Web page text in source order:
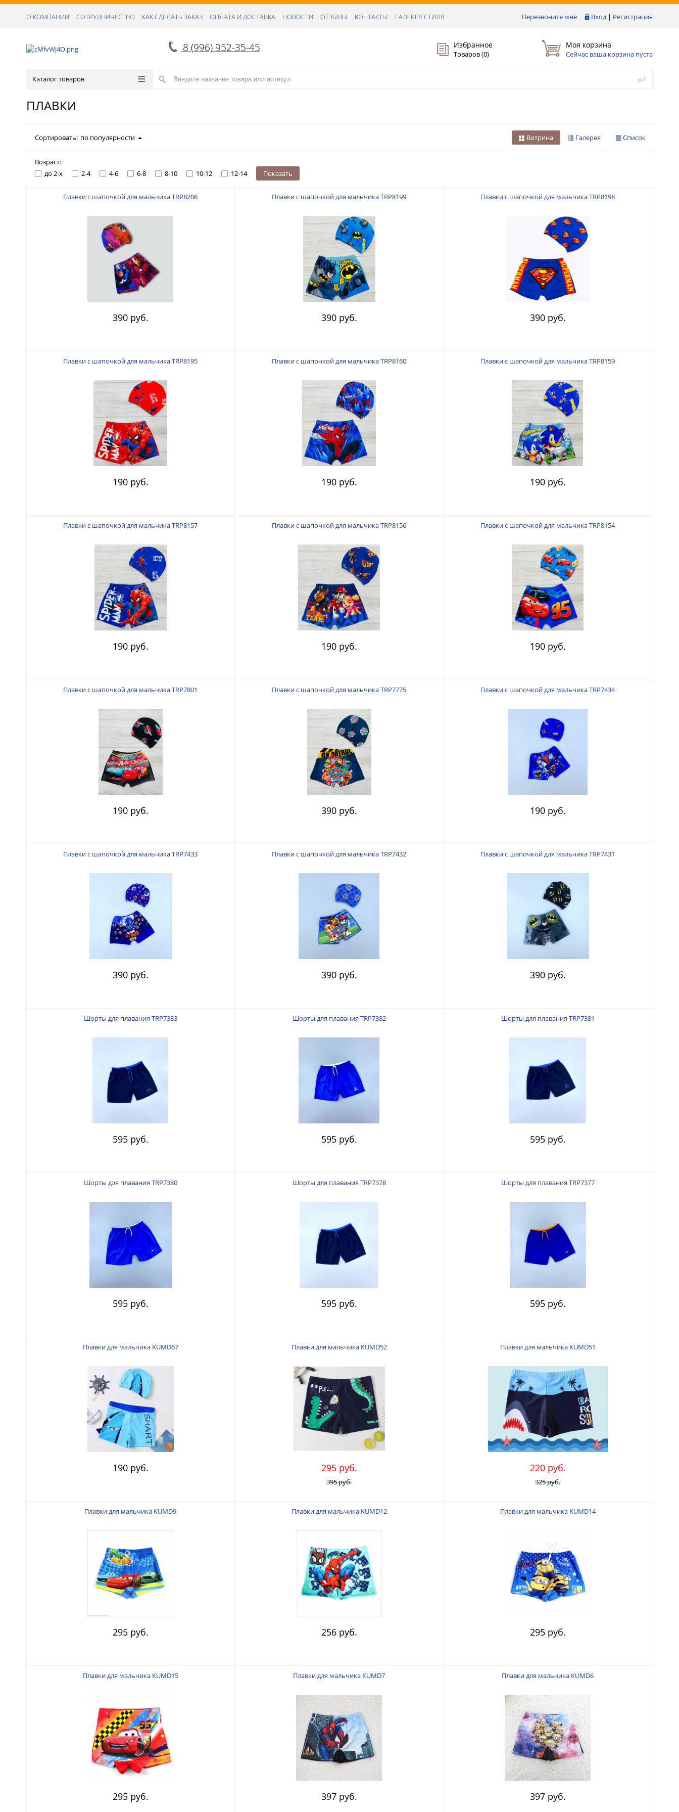
Перезвоните мне Вход | Регистрация
О КОМПАНИИ СОТРУДНИЧЕСТВО КАК СДЕЛАТЬ ЗАКАЗ ОПЛАТА И ДОСТАВКА НОВОСТИ ОТЗЫВЫ КОНТАКТЫ ГАЛЕРЕЯ СТИЛЯ
8 (996) 952-35-45 Избранное
Товаров (0)
Моя корзина
Сейчас ваша корзина пуста
Каталог товаров
ПЛАВКИ
Список
Галерея
Витрина
Сортировать: по популярности
Возраст:
до 2-х
2-4 4-6 6-8 8-10 10-12 12-14 Показать
Плавки с шапочкой для мальчика TRP8206
390 руб.
Плавки с шапочкой для мальчика TRP8199
390 руб.
Плавки с шапочкой для мальчика TRP8198
390 руб.
Плавки с шапочкой для мальчика TRP8195
190 руб.
Плавки с шапочкой для мальчика TRP8160
190 руб.
Плавки с шапочкой для мальчика TRP8159
190 руб.
Плавки с шапочкой для мальчика TRP8157
190 руб.
Плавки с шапочкой для мальчика TRP8156
190 руб.
Плавки с шапочкой для мальчика TRP8154
190 руб.
Плавки с шапочкой для мальчика TRP7801
190 руб.
Плавки с шапочкой для мальчика TRP7775
390 руб.
Плавки с шапочкой для мальчика TRP7434
190 руб.
Плавки с шапочкой для мальчика TRP7433
390 руб.
Плавки с шапочкой для мальчика TRP7432
390 руб.
Плавки с шапочкой для мальчика TRP7431
390 руб.
Шорты для плавания TRP7383
595 руб.
Шорты для плавания TRP7382
595 руб.
Шорты для плавания TRP7381
595 руб.
Шорты для плавания TRP7380
595 руб.
Шорты для плавания TRP7378
595 руб.
Шорты для плавания TRP7377
595 руб.
Плавки для мальчика KUMD67
190 руб.
Плавки для мальчика KUMD52
295 руб.
395 руб.
Плавки для мальчика KUMD51
220 руб.
325 руб.
Плавки для мальчика KUMD9
295 руб.
Плавки для мальчика KUMD12
256 руб.
Плавки для мальчика KUMD14
295 руб.
Плавки для мальчика KUMD15
295 руб.
Плавки для мальчика KUMD7
397 руб.
Плавки для мальчика KUMD6
397 руб.